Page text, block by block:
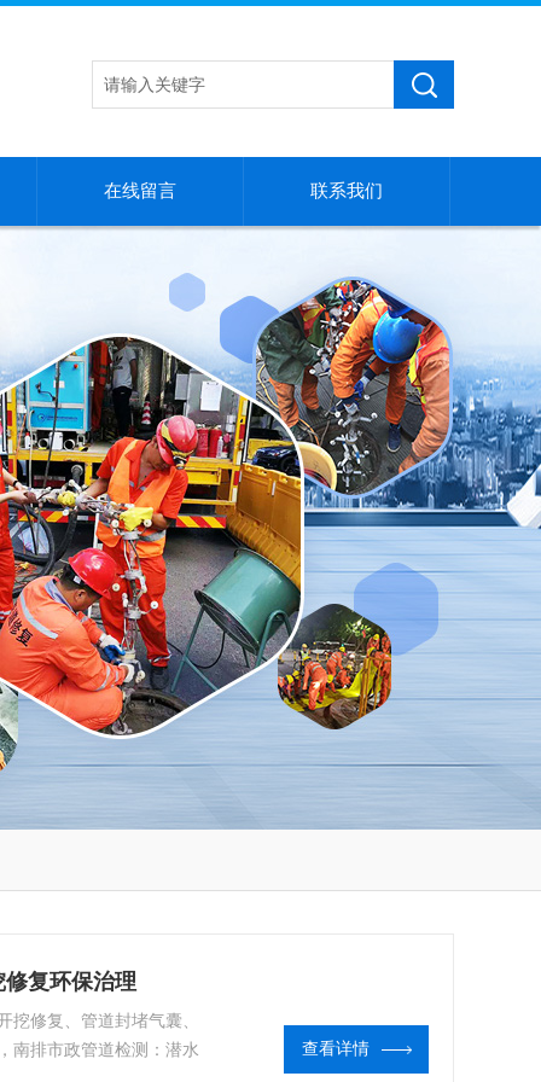
在线留言 联系我们
复环保治理
修复、管道封堵气囊、
南排市政管道检测：潜水
查看详情